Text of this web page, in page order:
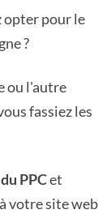
opter pour le
?
ou l'autre
fassiez les
PPCet
votre site web